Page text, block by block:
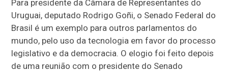
Para presidente da Câmara de Representantes do
Uruguai, deputado Rodrigo Goñi, o Senado Federal do
Brasil é um exemplo para outros parlamentos do
mundo, pelo uso da tecnologia em favor do processo
legislativo e da democracia. O elogio foi feito depois
de uma reunião com o presidente do Senado